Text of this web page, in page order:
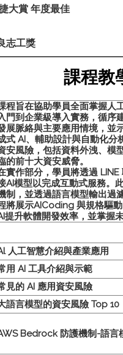
大賞 年度最佳
志工獎
課程教
程旨在協助學員全面掌握人
門到企業級導入實務，循序
展脈絡與主要應用情境，並
式 AI、輔助設計與自動化分
安風險，包括資料外洩、模
的前十大資安威脅。
實作部分，學員將透過
AI模型以完成互動式服務。
制，並透過語言模型輸出過
將展示AICoding 與規格驅
提升軟體開發效率，並掌握
人工智慧介紹與產業應用
用 AI 工具介紹與示範
見的 AI 應用資安風險
語言模型的資安風險 Top 10
Bedrock 防護機制-語